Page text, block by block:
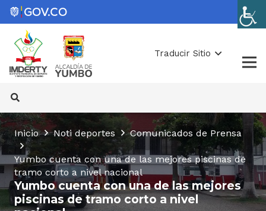
Traducir Sitio
Inicio Noti deportes Comunicados de Prensa
Yumbo cuenta con una de las mejores piscinas de
tramo corto a nivel nacional
Yumbo cuenta con una de las mejores
piscinas de tramo corto a nivel